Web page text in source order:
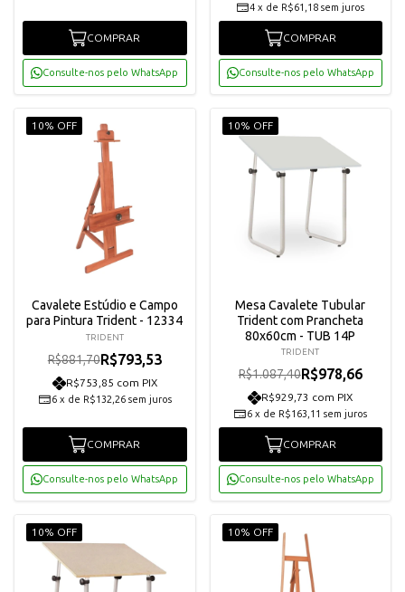
COMPRAR
Consulte-nos pelo WhatsApp
4 x de R$61,18 sem juros
COMPRAR
Consulte-nos pelo WhatsApp
10% OFF
Cavalete Estúdio e Campo
para Pintura Trident - 12334
TRIDENT
R$881,70R$793,53
R$753,85 com PIX
6 x de R$132,26 sem juros
COMPRAR
Consulte-nos pelo WhatsApp
10% OFF
Mesa Cavalete Tubular
Trident com Prancheta
80x60cm - TUB 14P
TRIDENT
R$1.087,40R$978,66
R$929,73 com PIX
6 x de R$163,11 sem juros
COMPRAR
Consulte-nos pelo WhatsApp
10% OFF 10% OFF